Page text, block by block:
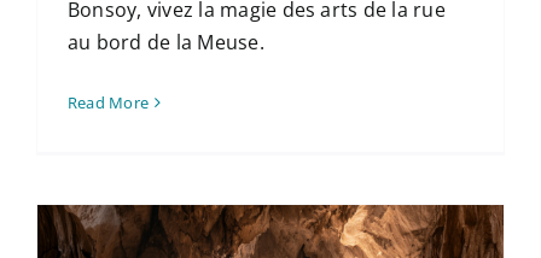
Bonsoy, vivez la magie des arts de la rue
au bord de la Meuse.
Read More